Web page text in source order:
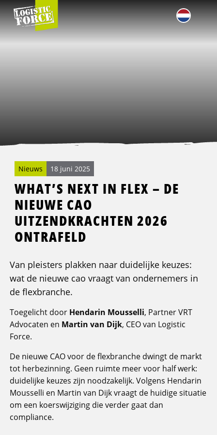
Logistic
Force
Favorieten
Zoeken
Nieuws 18 juni 2025
WHAT’S NEXT IN FLEX – DE
NIEUWE CAO
UITZENDKRACHTEN 2026
ONTRAFELD
Van pleisters plakken naar duidelijke keuzes:
wat de nieuwe cao vraagt van ondernemers in
de flexbranche.
Toegelicht door Hendarin Mousselli, Partner VRT
Advocaten en Martin van Dijk, CEO van Logistic
Force.
De nieuwe CAO voor de flexbranche dwingt de markt
tot herbezinning. Geen ruimte meer voor half werk:
duidelijke keuzes zijn noodzakelijk. Volgens Hendarin
Mousselli en Martin van Dijk vraagt de huidige situatie
om een koerswijziging die verder gaat dan
compliance.